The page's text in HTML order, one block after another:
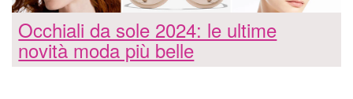
Occhiali da sole 2024: le ultime
novità moda più belle